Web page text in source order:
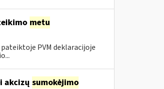
metu
PVM deklaracijoje
akcizų sumokėjimo